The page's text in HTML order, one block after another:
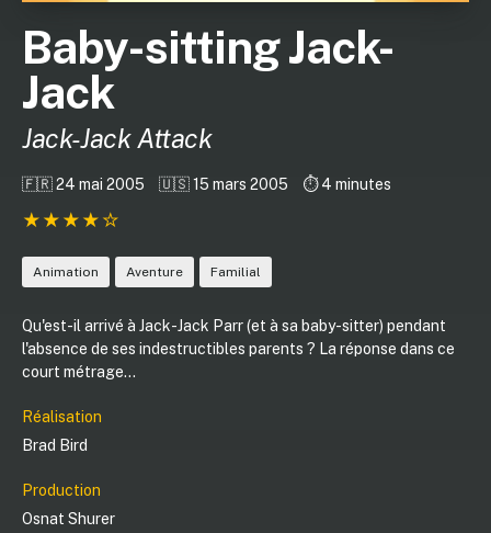
Baby-sitting Jack-
Jack
Jack-Jack Attack
🇫🇷 24 mai 2005 🇺🇸 15 mars 2005 ⏱️ 4 minutes
Animation Aventure Familial
Qu'est-il arrivé à Jack-Jack Parr (et à sa baby-sitter) pendant
l'absence de ses indestructibles parents ? La réponse dans ce
court métrage...
Réalisation
Brad Bird
Production
Osnat Shurer